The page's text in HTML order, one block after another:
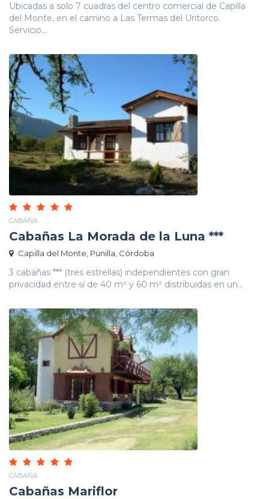
Ubicadas a solo 7 cuadras del centro comercial de Capilla
del Monte, en el camino a Las Termas del Uritorco.
Servicio...
CABAÑA
Cabañas La Morada de la Luna ***
Capilla del Monte, Punilla, Córdoba
3 cabañas *** (tres estrellas) independientes con gran
privacidad entre sí de 40 m² y 60 m² distribuidas en un...
CABAÑA
Cabañas Mariflor